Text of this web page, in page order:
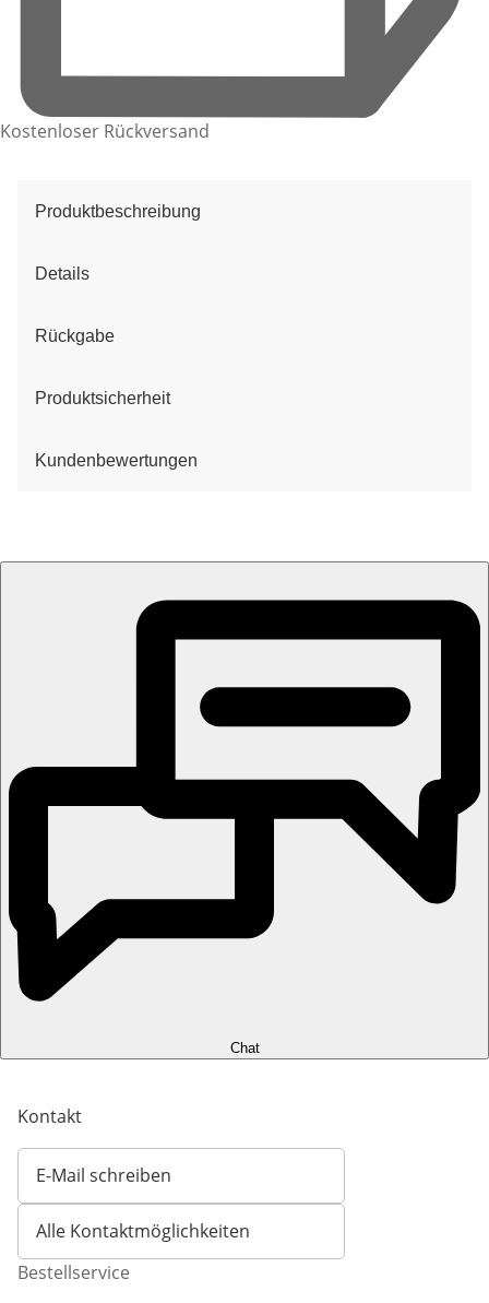
Kostenloser Rückversand
Produktbeschreibung
Details
Rückgabe
Produktsicherheit
Kundenbewertungen
Chat
Kontakt
E-Mail schreiben
Öffnet E-Mail-Client
Alle Kontaktmöglichkeiten
Bestellservice